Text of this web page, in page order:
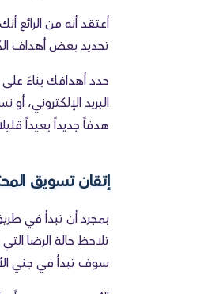
تحديد بعض أهداف
حدد أهدافك بناءً
البريد
هدفاً جديداً بعيداً
إتقان تسويق
بمجرد أن تبدأ في
تلاحظ حالة الرضا
سوف تبدأ في جني